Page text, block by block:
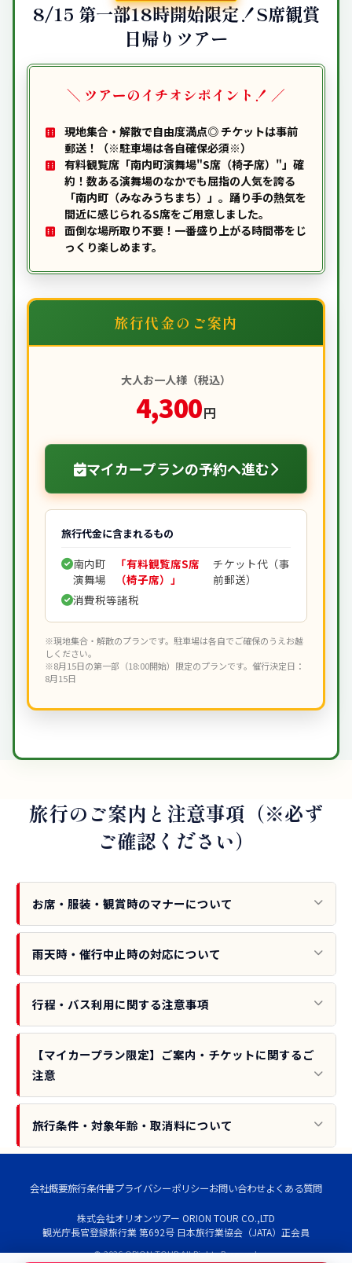
8/15 第一部18時開始限定！S席観賞
日帰りツアー
＼ ツアーのイチオシポイント！ ／
現地集合・解散で自由度満点◎ チケットは事前
郵送！（※駐車場は各自確保必須※）
有料観覧席「南内町演舞場"S席（椅子席）"」確
約！数ある演舞場のなかでも屈指の人気を誇る
「南内町（みなみうちまち）」。踊り手の熱気を
間近に感じられるS席をご用意しました。
面倒な場所取り不要！一番盛り上がる時間帯をじ
っくり楽しめます。
旅行代金のご案内
大人お一人様（税込）
4,300円
マイカープランの予約へ進む
旅行代金に含まれるもの
南内町
演舞場
「有料観覧席S席
（椅子席）」
チケット代（事
前郵送）
消費税等諸税
※現地集合・解散のプランです。駐車場は各自でご確保のうえお越
しください。
※8月15日の第一部（18:00開始）限定のプランです。催行決定日：
8月15日
旅行のご案内と注意事項（※必ず
ご確認ください）
お席・服装・観賞時のマナーについて
雨天時・催行中止時の対応について
行程・バス利用に関する注意事項
【マイカープラン限定】ご案内・チケットに関するご
注意
旅行条件・対象年齢・取消料について
会社概要旅行条件書プライバシーポリシーお問い合わせよくある質問
株式会社オリオンツアー ORION TOUR CO.,LTD
観光庁長官登録旅行業 第692号 日本旅行業協会（JATA）正会員
© 2026 ORION TOUR All Rights Reserved.